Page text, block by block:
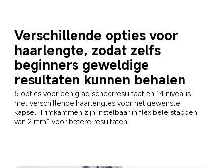
Verschillende opties voor
haarlengte, zodat zelfs
beginners geweldige
resultaten kunnen behalen
5 opties voor een glad scheerresultaat en 14 niveaus
met verschillende haarlengtes voor het gewenste
kapsel. Trimkammen zijn instelbaar in flexibele stappen
van 2 mm* voor betere resultaten.